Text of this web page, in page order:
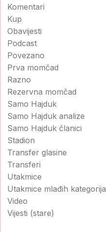
Komentari
Kup
Obavijesti
Podcast
Povezano
Prva momčad
Razno
Rezervna momčad
Samo Hajduk
Samo Hajduk analize
Samo Hajduk članici
Stadion
Transfer glasine
Transferi
Utakmice
Utakmice mlađih kategorija
Video
Vijesti (stare)